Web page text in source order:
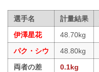
選手名 計量結果
伊澤星花
48.70kg
パク・シウ
48.80kg
両者の差
0.1kg